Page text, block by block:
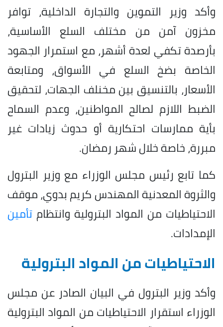
وأكد وزير التموين والتجارة الداخلية، توافر
مخزون آمن من مختلف السلع الأساسية،
بأرصدة تكفي لعدة أشهر، مع استمرار الجهود
الخاصة بضخ السلع في الأسواق، ومتابعة
الأسعار، بالتنسيق بين مخنلف الجهات، لتحقيق
الضبط اللازم لصالح المواطنين، وعدم السماح
بأية ممارسات احتكارية أو حدوث زيادات غير
مبررة، خاصة خلال شهر رمضان.
كما تابع رئيس مجلس الوزراء مع وزير البترول
والثروة المعدنية المهندس كريم بدوي، موقف
الاحتياطيات من المواد البترولية وانتظام تأمين
الإمدادات.
الاحتياطيات من المواد البترولية
وأكد وزير البترول في البيان الصادر عن مجلس
الوزراء استقرار الاحتياطيات من المواد البترولية